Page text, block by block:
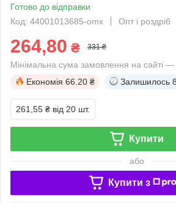
Готово до відправки
Код: 44001013685-omx
Опт і роздріб
264,80 ₴ 331 ₴
Мінімальна сума замовлення на сайті
Економія 66.20 ₴ Залишилось
261,55 ₴ від 20 шт.
Купити
або
Купити з